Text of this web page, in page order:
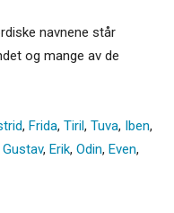
navnene står
og mange av de
, Frida, Tiril, Tuva, Iben,
Gustav, Erik, Odin, Even,